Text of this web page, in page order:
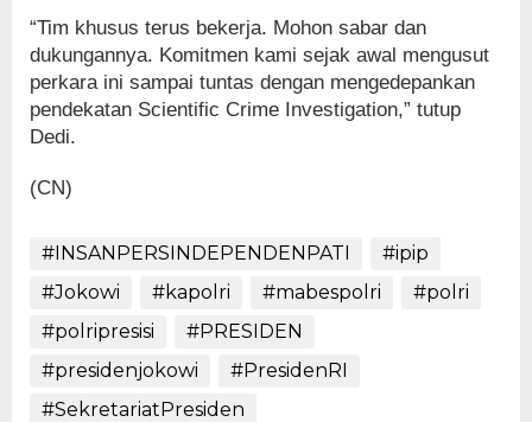
“Tim khusus terus bekerja. Mohon sabar dan
dukungannya. Komitmen kami sejak awal mengusut
perkara ini sampai tuntas dengan mengedepankan
pendekatan Scientific Crime Investigation,” tutup
Dedi.
(CN)
#INSANPERSINDEPENDENPATI
#ipip
#Jokowi
#kapolri #mabespolri
#polri
#polripresisi
#PRESIDEN
#presidenjokowi
#PresidenRI
#SekretariatPresiden